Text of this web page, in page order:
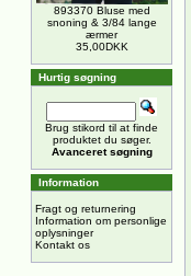
893370 Bluse med
snoning & 3/84 lange
ærmer
35,00DKK
Hurtig søgning
Brug stikord til at finde
produktet du søger.
Avanceret søgning
Information
Fragt og returnering
Information om personlige
oplysninger
Kontakt os